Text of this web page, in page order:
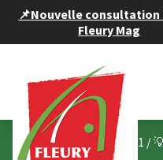
📌Nouvelle consultation
Fleury Mag
Budget participatif 2021 /
Panneau de gestion des